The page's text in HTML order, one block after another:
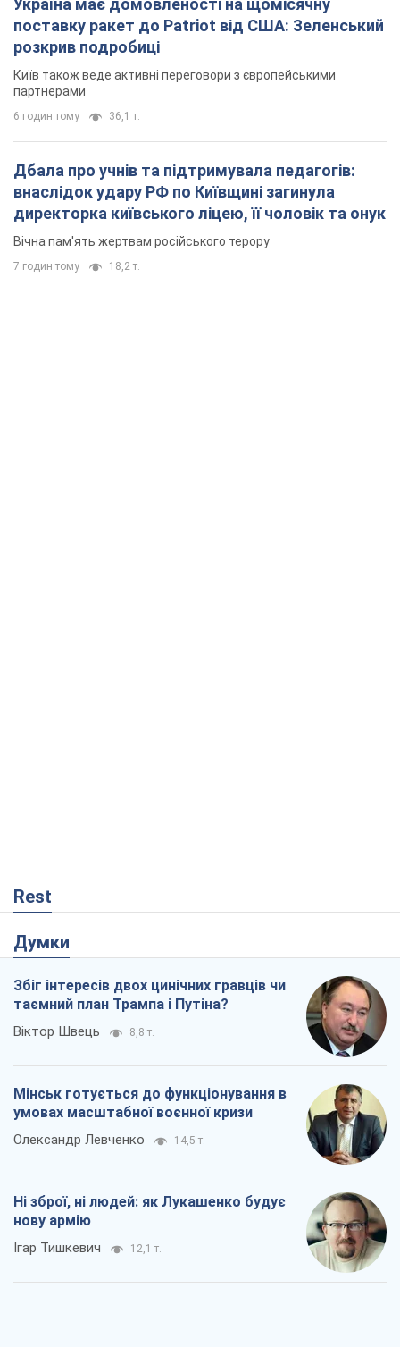
Україна має домовленості на щомісячну
поставку ракет до Patriot від США: Зеленський
розкрив подробиці
Київ також веде активні переговори з європейськими
партнерами
6 годин тому 36,1 т.
Дбала про учнів та підтримувала педагогів:
внаслідок удару РФ по Київщині загинула
директорка київського ліцею, її чоловік та онук
Вічна пам'ять жертвам російського терору
7 годин тому 18,2 т.
Rest
Думки
Збіг інтересів двох цинічних гравців чи
таємний план Трампа і Путіна?
Віктор Швець 8,8 т.
Мінськ готується до функціонування в
умовах масштабної воєнної кризи
Олександр Левченко 14,5 т.
Ні зброї, ні людей: як Лукашенко будує
нову армію
Ігар Тишкевич 12,1 т.